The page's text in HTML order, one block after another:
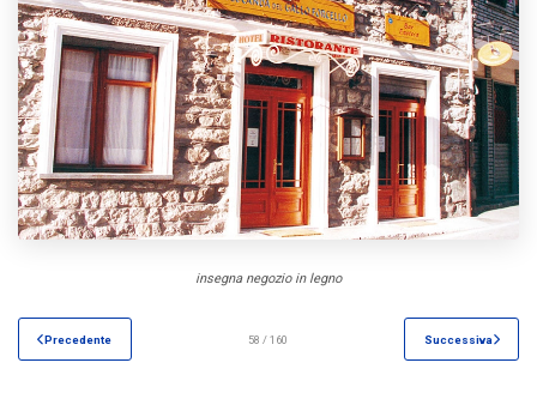
insegna negozio in legno
Precedente 58 / 160 Successiva